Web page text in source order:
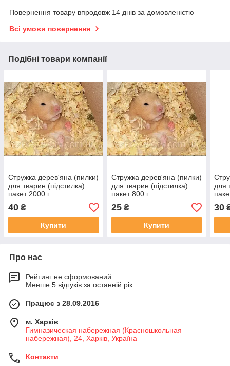
Повернення товару впродовж 14 днів за домовленістю
Всі умови повернення
Подібні товари компанії
Стружка дерев'яна (пилки)
для тварин (підстилка)
пакет 2000 г.
40 ₴
Купити
Стружка дерев'яна (пилки)
для тварин (підстилка)
пакет 800 г.
25₴
Купити
для
30
Про нас
Рейтинг не сформований
Менше 5 відгуків за останній рік
Працює з 28.09.2016
м. Харків
Гимназическая набережная (Красношкольная
набережная), 24, Харків, Україна
Контакти